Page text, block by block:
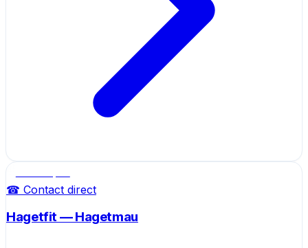
☎ Contact direct
Hagetfit — Hagetmau